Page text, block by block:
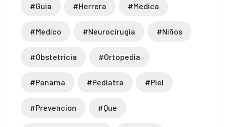
#guia #herrera #medica
#medico #neurocirugia #niños
#obstetricia #ortopedia
#panama #pediatra #piel
#prevencion #que